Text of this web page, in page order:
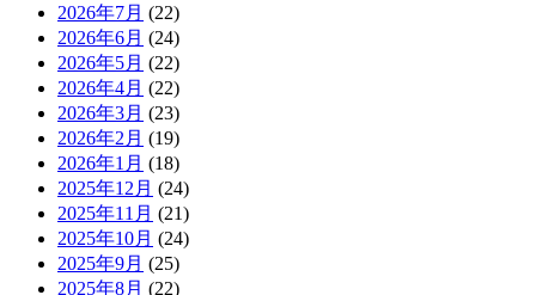
2026年7月 (22)
2026年6月 (24)
2026年5月 (22)
2026年4月 (22)
2026年3月 (23)
2026年2月 (19)
2026年1月 (18)
2025年12月 (24)
2025年11月 (21)
2025年10月 (24)
2025年9月 (25)
2025年8月 (22)